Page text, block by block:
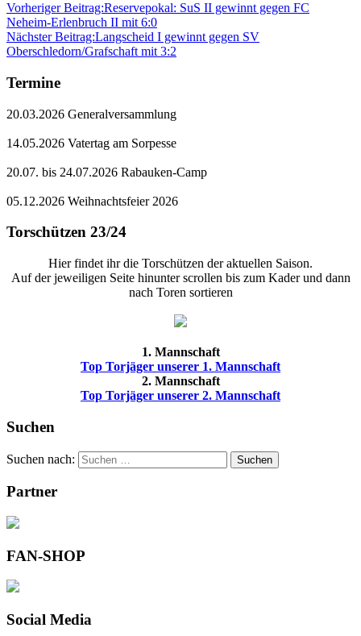
Vorheriger Beitrag:Reservepokal: SuS II gewinnt gegen FC
Neheim-Erlenbruch II mit 6:0
Nächster Beitrag:Langscheid I gewinnt gegen SV
Oberschledorn/Grafschaft mit 3:2
Termine
20.03.2026 Generalversammlung
14.05.2026 Vatertag am Sorpesse
20.07. bis 24.07.2026 Rabauken-Camp
05.12.2026 Weihnachtsfeier 2026
Torschützen 23/24
Hier findet ihr die Torschützen der aktuellen Saison.
Auf der jeweiligen Seite hinunter scrollen bis zum Kader und dann
nach Toren sortieren
1. Mannschaft
Top Torjäger unserer 1. Mannschaft
2. Mannschaft
Top Torjäger unserer 2. Mannschaft
Suchen
Suchen nach: Suchen
Partner
FAN-SHOP
Social Media